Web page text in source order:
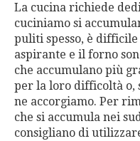
La cucina richiede
cuciniamo si
puliti spesso, è
aspirante e il forno
che accumulano più
per la loro difficoltà o,
ne accorgiamo. Per
che si accumula nei
consigliano di